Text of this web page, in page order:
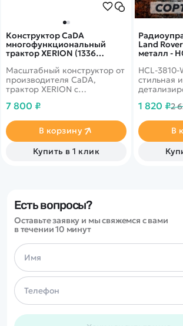
Конструктор CaDA
многофункциональный
трактор XERION (1336
Масштабный конструктор от
производителя CaDA,
трактор XERION с
управлением
7 800 ₽
В корзину
Купить в 1 клик
Land
металл -
HCL-3810-
стильная и
капот и
1 820 ₽2
В
Есть вопросы?
Оставьте заявку и мы свяжемся с вами
в течении 10 минут